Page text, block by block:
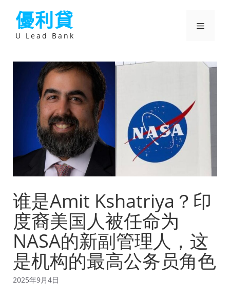
優利貸
U Lead Bank
選
谁是Amit Kshatriya？印
度裔美国人被任命为
NASA的新副管理人，这
是机构的最高公务员角色
2025年9月4日